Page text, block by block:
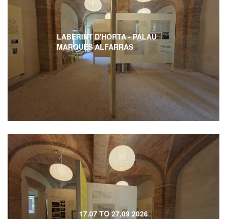
LABERINT D'HORTA - PALAU
MARQUES ALFARRAS
17.07 TO 27.09 2026